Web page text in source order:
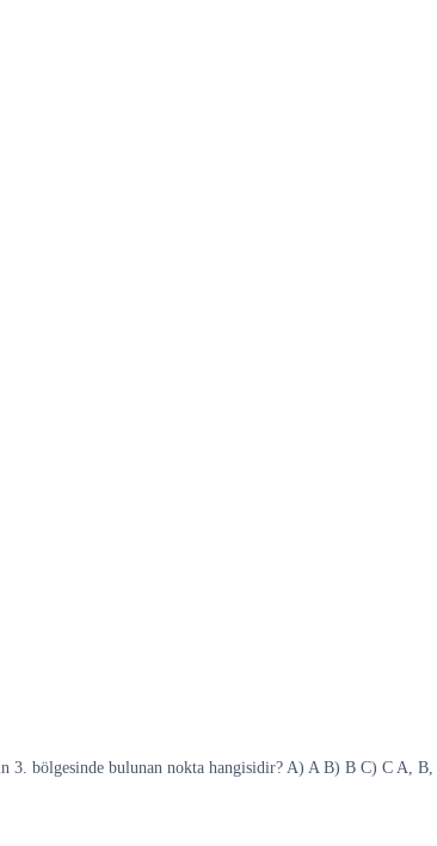
bölgesinde bulunan nokta hangisidir? A) A B) B C) C A, B,